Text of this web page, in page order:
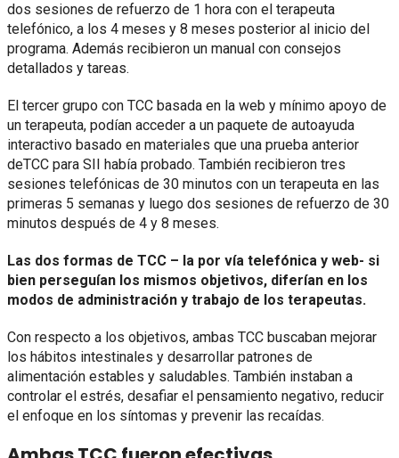
dos sesiones de refuerzo de 1 hora con el terapeuta
telefónico, a los 4 meses y 8 meses posterior al inicio del
programa. Además recibieron un manual con consejos
detallados y tareas.
El tercer grupo con TCC basada en la web y mínimo apoyo de
un terapeuta, podían acceder a un paquete de autoayuda
interactivo basado en materiales que una prueba anterior
deTCC para SII había probado. También recibieron tres
sesiones telefónicas de 30 minutos con un terapeuta en las
primeras 5 semanas y luego dos sesiones de refuerzo de 30
minutos después de 4 y 8 meses.
Las dos formas de TCC – la por vía telefónica y web- si
bien perseguían los mismos objetivos, diferían en los
modos de administración y trabajo de los terapeutas.
Con respecto a los objetivos, ambas TCC buscaban mejorar
los hábitos intestinales y desarrollar patrones de
alimentación estables y saludables. También instaban a
controlar el estrés, desafiar el pensamiento negativo, reducir
el enfoque en los síntomas y prevenir las recaídas.